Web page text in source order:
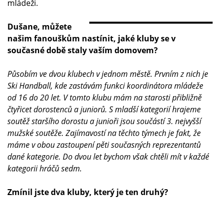
mládeži.
Dušane, můžete
našim fanouškům nastínit, jaké kluby se v
současné době staly vaším domovem?
Působím ve dvou klubech v jednom městě. Prvním z nich je
Ski Handball, kde zastávám funkci koordinátora mládeže
od 16 do 20 let. V tomto klubu mám na starosti přibližně
čtyřicet dorostenců a juniorů. S mladší kategorií hrajeme
soutěž staršího dorostu a junioři jsou součástí 3. nejvyšší
mužské soutěže. Zajímavostí na těchto týmech je fakt, že
máme v obou zastoupení pěti současných reprezentantů
dané kategorie. Do dvou let bychom však chtěli mít v každé
kategorii hráčů sedm.
Zmínil jste dva kluby, který je ten druhý?